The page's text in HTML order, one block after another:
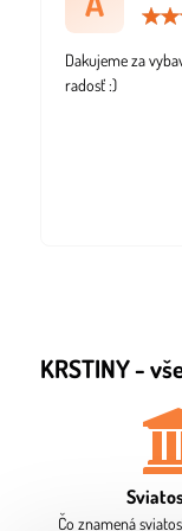
Dakujeme za
radosť :)
KRSTINY -
Čo znamená